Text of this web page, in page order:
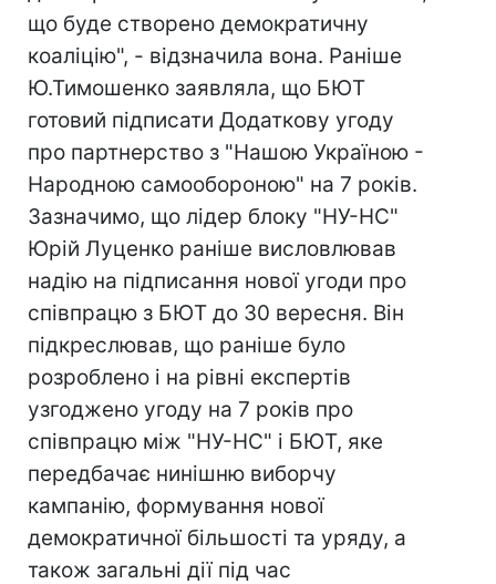
що буде створено демократичну
коаліцію", - відзначила вона. Раніше
Ю.Тимошенко заявляла, що БЮТ
готовий підписати Додаткову угоду
про партнерство з "Нашою Україною -
Народною самообороною" на 7 років.
Зазначимо, що лідер блоку "НУ-НС"
Юрій Луценко раніше висловлював
надію на підписання нової угоди про
співпрацю з БЮТ до 30 вересня. Він
підкреслював, що раніше було
розроблено і на рівні експертів
узгоджено угоду на 7 років про
співпрацю між "НУ-НС" і БЮТ, яке
передбачає нинішню виборчу
кампанію, формування нової
демократичної більшості та уряду, а
також загальні дії під час